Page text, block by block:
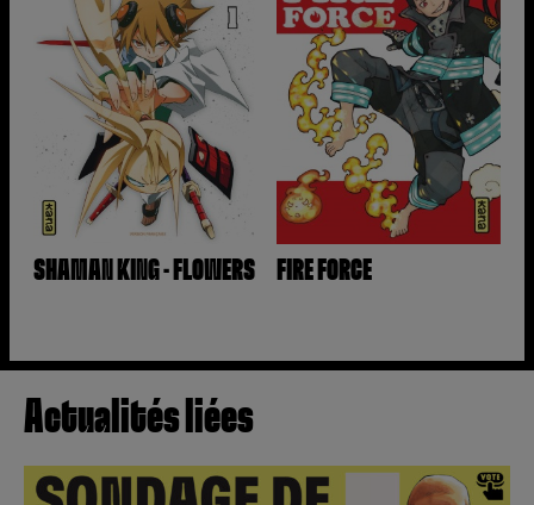
SHAMAN KING - FLOWERS FIRE FORCE
Actualités liées